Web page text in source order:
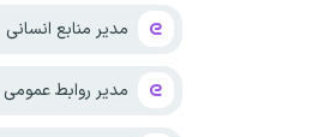
مدیر منابع انسانی
مدیر روابط عمومی